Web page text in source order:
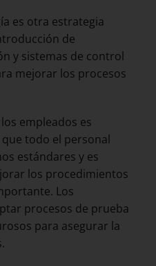
es otra estrategia
de
y sistemas de control
mejorar los procesos
empleados es
todo el personal
estándares y es
los procedimientos
Los
procesos de prueba
para asegurar la